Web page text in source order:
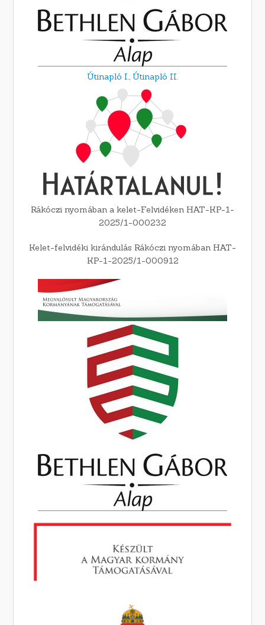
Útinapló I., Útinapló II.
Rákóczi nyomában a kelet-Felvidéken HAT-KP-1-
2025/1-000232
Kelet-felvidéki kirándulás Rákóczi nyomában HAT-
KP-1-2025/1-000912